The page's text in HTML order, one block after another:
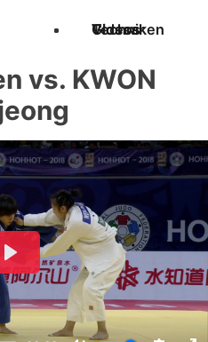
Techniken
Videos
Glossar
vs. KWON